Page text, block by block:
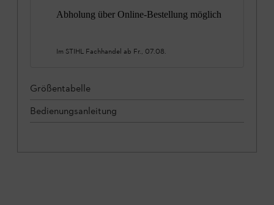
Abholung über Online-Bestellung möglich
Im STIHL Fachhandel ab Fr., 07.08.
Größentabelle
Bedienungsanleitung